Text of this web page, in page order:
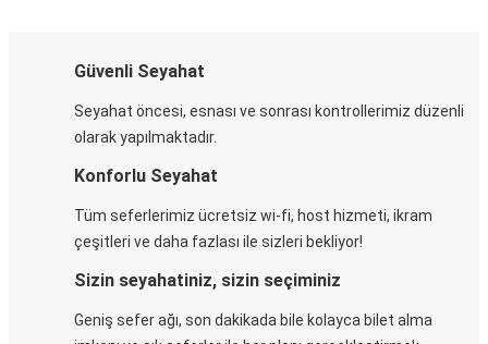
Güvenli Seyahat
Seyahat öncesi, esnası ve sonrası kontrollerimiz düzenli
olarak yapılmaktadır.
Konforlu Seyahat
Tüm seferlerimiz ücretsiz wi-fi, host hizmeti, ikram
çeşitleri ve daha fazlası ile sizleri bekliyor!
Sizin seyahatiniz, sizin seçiminiz
Geniş sefer ağı, son dakikada bile kolayca bilet alma